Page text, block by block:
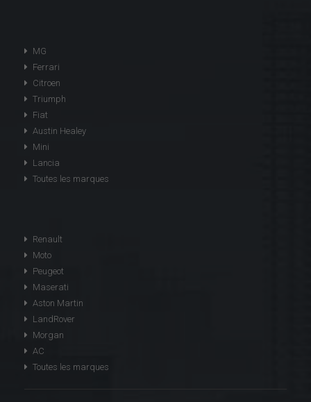
MG
Ferrari
Citroen
Triumph
Fiat
Austin Healey
Mini
Lancia
Toutes les marques
Renault
Moto
Peugeot
Maserati
Aston Martin
LandRover
Morgan
AC
Toutes les marques